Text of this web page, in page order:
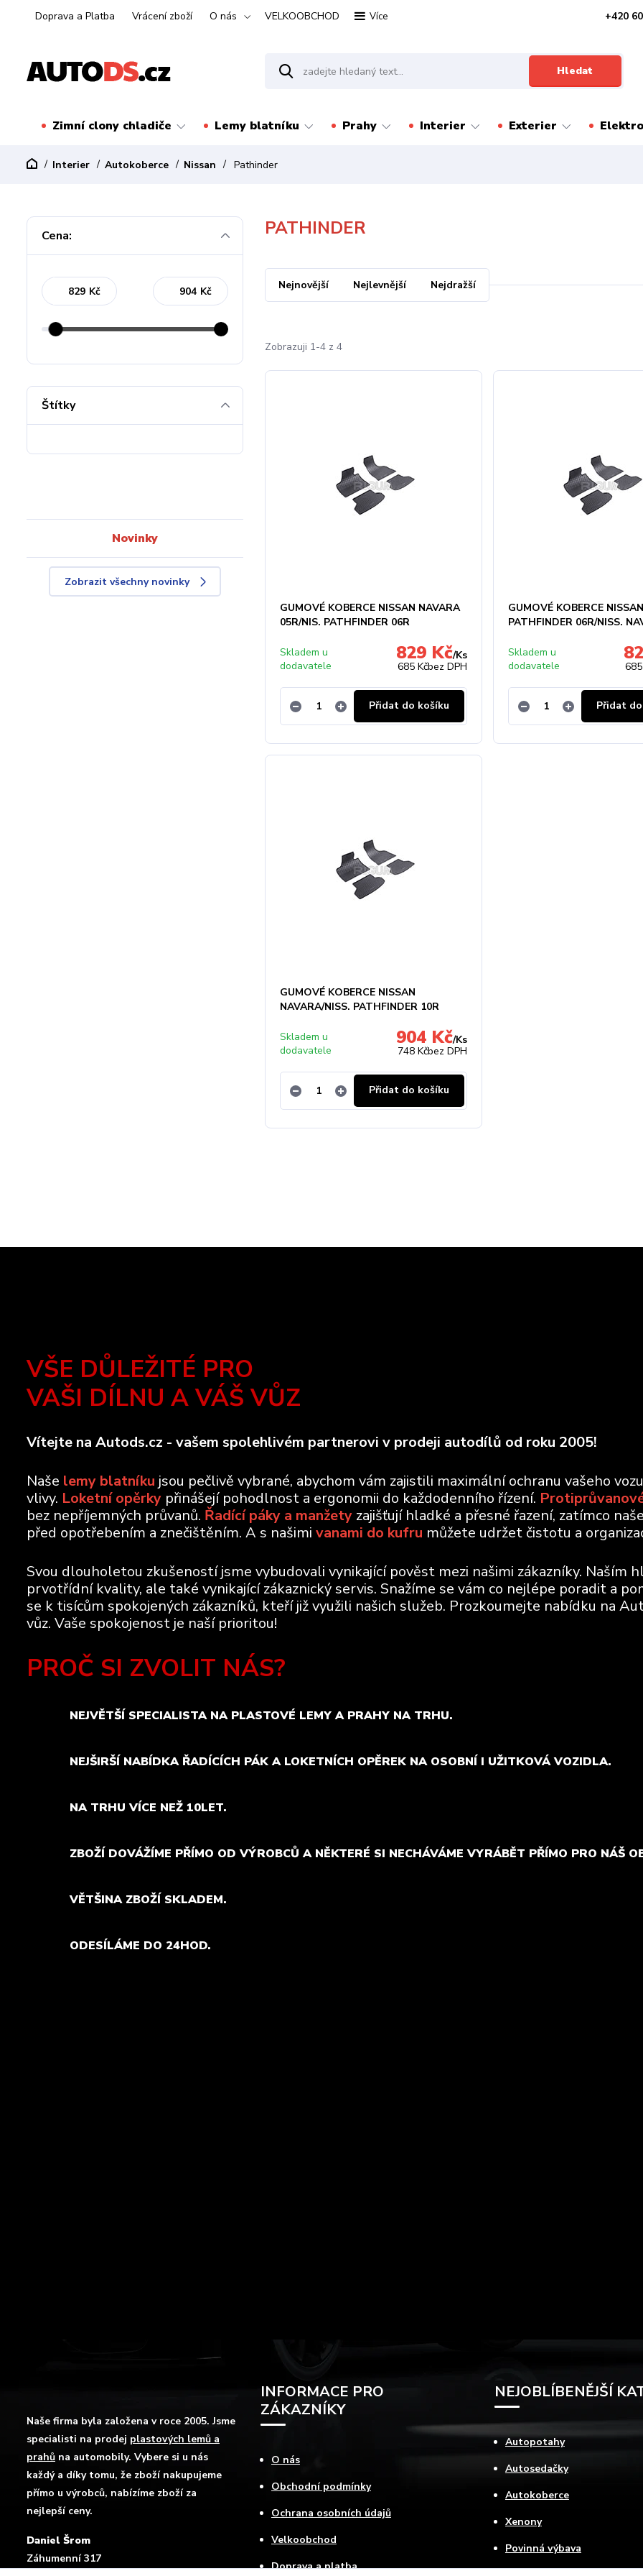
Doprava a Platba Vrácení zboží O nás VELKOOBCHOD Více
Hledat
+420
Zimní clony chladiče Lemy blatníku Prahy Interier Exterier Elektro
Interier Autokoberce Nissan Pathinder
PATHINDER
Nejnovější Nejlevnější Nejdražší
Zobrazuji 1-4 z 4
GUMOVÉ KOBERCE NISSAN NAVARA
05R/NIS. PATHFINDER 06R
829 Kč/Ks
685 Kčbez DPH
Skladem u
dodavatele
Přidat do košíku
GUMOVÉ KOBERCE NISSAN
PATHFINDER 06R/NISS.
Skladem u
dodavatele
Přidat
GUMOVÉ KOBERCE NISSAN
NAVARA/NISS. PATHFINDER 10R
904 Kč/Ks
748 Kčbez DPH
Skladem u
dodavatele
Přidat do košíku
Cena:
Kč Kč
Štítky
Novinky
Zobrazit všechny novinky
VŠE DŮLEŽITÉ PRO
VAŠI DÍLNU A VÁŠ VŮZ
Vítejte na Autods.cz - vašem spolehlivém partnerovi v prodeji autodílů od roku 2005!
Naše lemy blatníku jsou pečlivě vybrané, abychom vám zajistili maximální ochranu vašeho
vlivy. Loketní opěrky přinášejí pohodlnost a ergonomii do každodenního řízení.
bez nepříjemných průvanů. Řadící páky a manžety zajišťují hladké a přesné řazení, zatímco
před opotřebením a znečištěním. A s našimi vanami do kufru můžete udržet čistotu a
Svou dlouholetou zkušeností jsme vybudovali vynikající pověst mezi našimi zákazníky. Naším
prvotřídní kvality, ale také vynikající zákaznický servis. Snažíme se vám co nejlépe poradit a
se k tisícům spokojených zákazníků, kteří již využili našich služeb. Prozkoumejte nabídku na
vůz. Vaše spokojenost je naší prioritou!
PROČ SI ZVOLIT NÁS?
NEJVĚTŠÍ SPECIALISTA NA PLASTOVÉ LEMY A PRAHY NA TRHU.
NEJŠIRŠÍ NABÍDKA ŘADÍCÍCH PÁK A LOKETNÍCH OPĚREK NA OSOBNÍ I UŽITKOVÁ VOZIDLA.
NA TRHU VÍCE NEŽ 10LET.
ZBOŽÍ DOVÁŽÍME PŘÍMO OD VÝROBCŮ A NĚKTERÉ SI NECHÁVÁME VYRÁBĚT PŘÍMO PRO NÁŠ
VĚTŠINA ZBOŽÍ SKLADEM.
ODESÍLÁME DO 24HOD.
Naše firma byla založena v roce 2005. Jsme
specialisti na prodej plastových lemů a
prahů na automobily. Vybere si u nás
každý a díky tomu, že zboží nakupujeme
přímo u výrobců, nabízíme zboží za
nejlepší ceny.
Daniel Šrom
Záhumenní 317
INFORMACE PRO
ZÁKAZNÍKY
O nás
Obchodní podmínky
Ochrana osobních údajů
Velkoobchod
Doprava a platba
NEJOBLÍBENĚJŠÍ
Autopotahy
Autosedačky
Autokoberce
Xenony
Povinná výbava